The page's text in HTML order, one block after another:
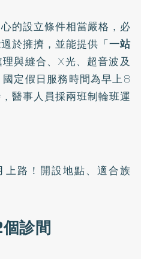
的設立條件相當嚴格，必
於擁擠，並能提供「一站
理與縫合、X光、超音波及
定假日服務時間為早上8
醫事人員採兩班制輪班運
上路！開設地點、適合族
診間